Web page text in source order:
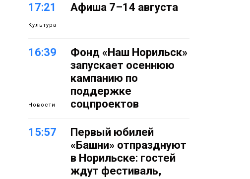
17:21
Культура
Афиша 7–14 августа
16:39
Новости
Фонд «Наш Норильск»
запускает осеннюю
кампанию по
поддержке
соцпроектов
15:57
Первый юбилей
«Башни» отпразднуют
в Норильске: гостей
ждут фестиваль,